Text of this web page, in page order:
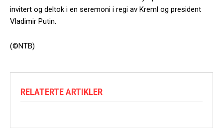
invitert og deltok i en seremoni i regi av Kreml og president
Vladimir Putin.
(©NTB)
RELATERTE ARTIKLER